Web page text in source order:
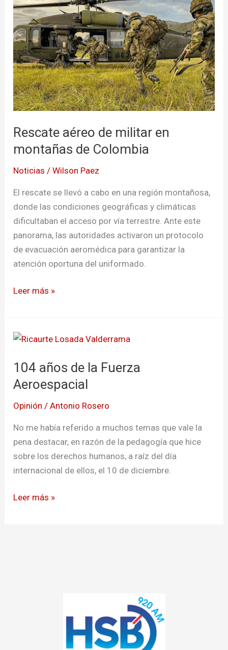
Rescate aéreo de militar en
montañas de Colombia
Noticias /Wilson Paez
El rescate se llevó a cabo en una región montañosa,
donde las condiciones geográficas y climáticas
dificultaban el acceso por vía terrestre. Ante este
panorama, las autoridades activaron un protocolo
de evacuación aeromédica para garantizar la
atención oportuna del uniformado.
aéreo
de
militar
en
montañas
de
Colombia
Leer más »
104 años de la Fuerza
Aeroespacial
Opinión /Antonio Rosero
No me había referido a muchos temas que vale la
pena destacar, en razón de la pedagogía que hice
sobre los derechos humanos, a raíz del día
internacional de ellos, el 10 de diciembre.
104
de
la
Aeroespacial
Leer más »